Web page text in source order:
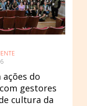
do
gestores
cultura da